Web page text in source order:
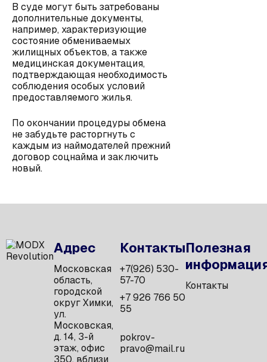
В суде могут быть затребованы
дополнительные документы,
например, характеризующие
состояние обмениваемых
жилищных объектов, а также
медицинская документация,
подтверждающая необходимость
соблюдения особых условий
предоставляемого жилья.
По окончании процедуры обмена
не забудьте расторгнуть с
каждым из наймодателей прежний
договор соцнайма и заключить
новый.
Адрес
Московская
область,
городской
округ Химки,
ул.
Московская,
д. 14, 3-й
этаж, офис
350, вблизи
Контакты
+7(926) 530-
57-70
+7 926 766 50
55
pokrov-
pravo@mail.ru
Полезная
Контакты